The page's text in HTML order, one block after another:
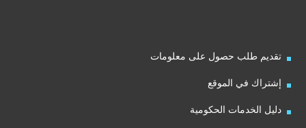
تقديم طلب حصول على معلومات
إشتراك في الموقع
دليل الخدمات الحكومية